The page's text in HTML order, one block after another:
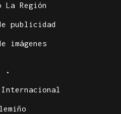
La Región
publicidad
imágenes
.
Internacional